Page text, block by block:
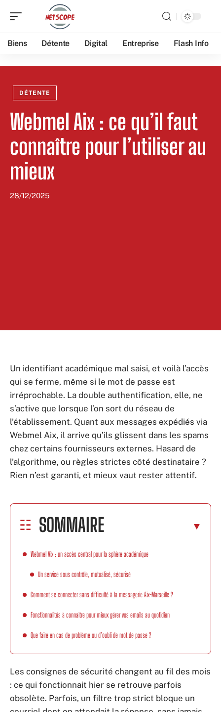
Biens Détente Digital Entreprise Flash Info
DÉTENTE
Webmel Aix : ce qu’il faut
connaître pour l’utiliser au
mieux
28/12/2025
Un identifiant académique mal saisi, et voilà l’accès
qui se ferme, même si le mot de passe est
irréprochable. La double authentification, elle, ne
s’active que lorsque l’on sort du réseau de
l’établissement. Quant aux messages expédiés via
Webmel Aix, il arrive qu’ils glissent dans les spams
chez certains fournisseurs externes. Hasard de
l’algorithme, ou règles strictes côté destinataire ?
Rien n’est garanti, et mieux vaut rester attentif.
SOMMAIRE
Webmel Aix : un accès central pour la sphère académique
Un service sous contrôle, mutualisé, sécurisé
Comment se connecter sans difficulté à la messagerie Aix-Marseille ?
Fonctionnalités à connaître pour mieux gérer vos emails au quotidien
Que faire en cas de problème ou d’oubli de mot de passe ?
Les consignes de sécurité changent au fil des mois
: ce qui fonctionnait hier se retrouve parfois
obsolète. Parfois, un filtre trop strict bloque un